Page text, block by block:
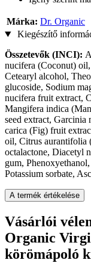
Márka: Dr. Organic
Kiegészítő
Összetevők (INCI):
nucifera (Coconut)
Cetearyl alcohol,
glucoside, Sodium
nucifera fruit extract,
Mangifera indica
seed extract, Garcinia
carica (Fig) fruit
oil, Citrus aurantifolia
octalactone, Diacetyl
gum,
Potassium sorbate,
A termék értékelése
Vásárlói
Organic
körömápoló